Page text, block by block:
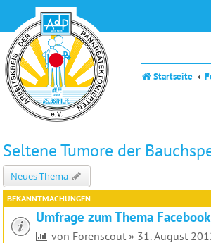
Startseite
Seltene Tumore der
Neues Thema
BEKANNTMACHUNGEN
Umfrage zum Thema
von Forenscout » 31. August